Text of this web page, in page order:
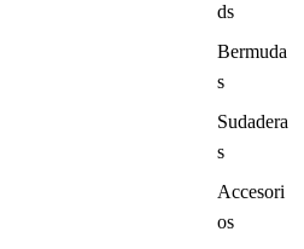
ds
Bermuda
s
Sudadera
s
Accesori
os